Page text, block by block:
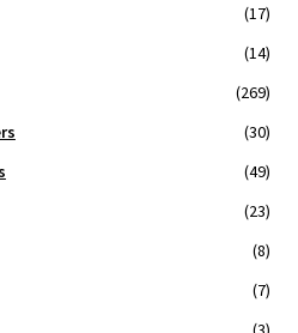
(17)
(14)
(269)
(30)
(49)
(23)
(8)
(7)